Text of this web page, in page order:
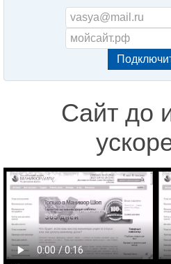
Сайт до